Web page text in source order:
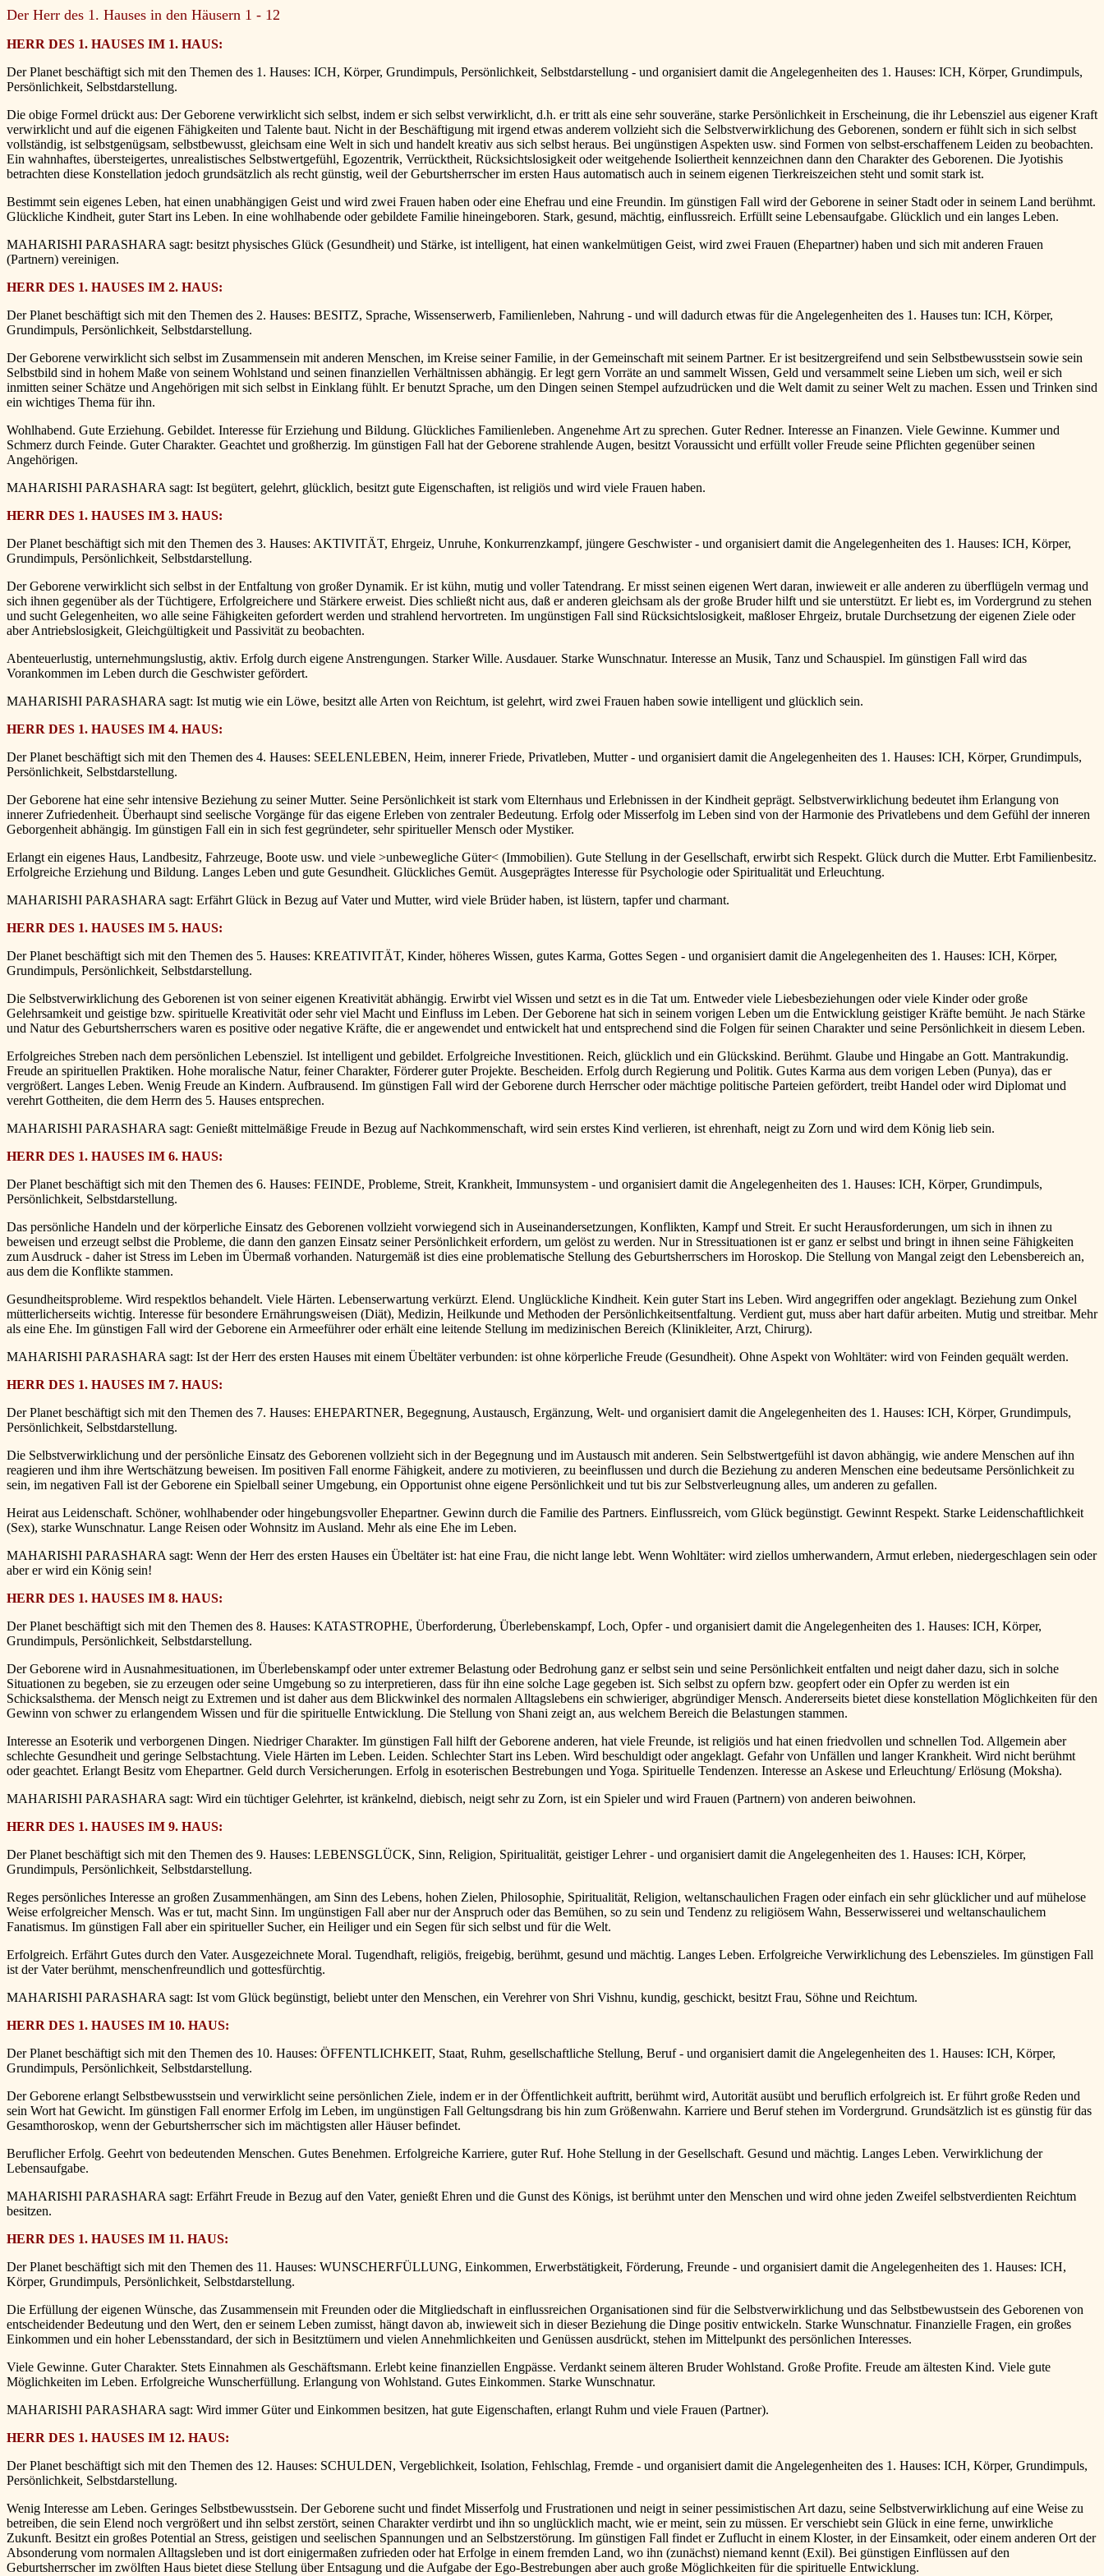
Der Herr des 1. Hauses in den Häusern 1 - 12
HERR DES 1. HAUSES IM 1. HAUS:
Der Planet beschäftigt sich mit den Themen des 1. Hauses: ICH, Körper, Grundimpuls, Persönlichkeit, Selbstdarstellung - und organisiert damit die Angelegenheiten des 1. Hauses: ICH, Körper, Grundimpuls,
Persönlichkeit, Selbstdarstellung.
Die obige Formel drückt aus: Der Geborene verwirklicht sich selbst, indem er sich selbst verwirklicht, d.h. er tritt als eine sehr souveräne, starke Persönlichkeit in Erscheinung, die ihr Lebensziel aus eigener Kraft
verwirklicht und auf die eigenen Fähigkeiten und Talente baut. Nicht in der Beschäftigung mit irgend etwas anderem vollzieht sich die Selbstverwirklichung des Geborenen, sondern er fühlt sich in sich selbst
vollständig, ist selbstgenügsam, selbstbewusst, gleichsam eine Welt in sich und handelt kreativ aus sich selbst heraus. Bei ungünstigen Aspekten usw. sind Formen von selbst-erschaffenem Leiden zu beobachten.
Ein wahnhaftes, übersteigertes, unrealistisches Selbstwertgefühl, Egozentrik, Verrücktheit, Rücksichtslosigkeit oder weitgehende Isoliertheit kennzeichnen dann den Charakter des Geborenen. Die Jyotishis
betrachten diese Konstellation jedoch grundsätzlich als recht günstig, weil der Geburtsherrscher im ersten Haus automatisch auch in seinem eigenen Tierkreiszeichen steht und somit stark ist.
Bestimmt sein eigenes Leben, hat einen unabhängigen Geist und wird zwei Frauen haben oder eine Ehefrau und eine Freundin. Im günstigen Fall wird der Geborene in seiner Stadt oder in seinem Land berühmt.
Glückliche Kindheit, guter Start ins Leben. In eine wohlhabende oder gebildete Familie hineingeboren. Stark, gesund, mächtig, einflussreich. Erfüllt seine Lebensaufgabe. Glücklich und ein langes Leben.
MAHARISHI PARASHARA sagt: besitzt physisches Glück (Gesundheit) und Stärke, ist intelligent, hat einen wankelmütigen Geist, wird zwei Frauen (Ehepartner) haben und sich mit anderen Frauen
(Partnern) vereinigen.
HERR DES 1. HAUSES IM 2. HAUS:
Der Planet beschäftigt sich mit den Themen des 2. Hauses: BESITZ, Sprache, Wissenserwerb, Familienleben, Nahrung - und will dadurch etwas für die Angelegenheiten des 1. Hauses tun: ICH, Körper,
Grundimpuls, Persönlichkeit, Selbstdarstellung.
Der Geborene verwirklicht sich selbst im Zusammensein mit anderen Menschen, im Kreise seiner Familie, in der Gemeinschaft mit seinem Partner. Er ist besitzergreifend und sein Selbstbewusstsein sowie sein
Selbstbild sind in hohem Maße von seinem Wohlstand und seinen finanziellen Verhältnissen abhängig. Er legt gern Vorräte an und sammelt Wissen, Geld und versammelt seine Lieben um sich, weil er sich
inmitten seiner Schätze und Angehörigen mit sich selbst in Einklang fühlt. Er benutzt Sprache, um den Dingen seinen Stempel aufzudrücken und die Welt damit zu seiner Welt zu machen. Essen und Trinken sind
ein wichtiges Thema für ihn.
Wohlhabend. Gute Erziehung. Gebildet. Interesse für Erziehung und Bildung. Glückliches Familienleben. Angenehme Art zu sprechen. Guter Redner. Interesse an Finanzen. Viele Gewinne. Kummer und
Schmerz durch Feinde. Guter Charakter. Geachtet und großherzig. Im günstigen Fall hat der Geborene strahlende Augen, besitzt Voraussicht und erfüllt voller Freude seine Pflichten gegenüber seinen
Angehörigen.
MAHARISHI PARASHARA sagt: Ist begütert, gelehrt, glücklich, besitzt gute Eigenschaften, ist religiös und wird viele Frauen haben.
HERR DES 1. HAUSES IM 3. HAUS:
Der Planet beschäftigt sich mit den Themen des 3. Hauses: AKTIVITÄT, Ehrgeiz, Unruhe, Konkurrenzkampf, jüngere Geschwister - und organisiert damit die Angelegenheiten des 1. Hauses: ICH, Körper,
Grundimpuls, Persönlichkeit, Selbstdarstellung.
Der Geborene verwirklicht sich selbst in der Entfaltung von großer Dynamik. Er ist kühn, mutig und voller Tatendrang. Er misst seinen eigenen Wert daran, inwieweit er alle anderen zu überflügeln vermag und
sich ihnen gegenüber als der Tüchtigere, Erfolgreichere und Stärkere erweist. Dies schließt nicht aus, daß er anderen gleichsam als der große Bruder hilft und sie unterstützt. Er liebt es, im Vordergrund zu stehen
und sucht Gelegenheiten, wo alle seine Fähigkeiten gefordert werden und strahlend hervortreten. Im ungünstigen Fall sind Rücksichtslosigkeit, maßloser Ehrgeiz, brutale Durchsetzung der eigenen Ziele oder
aber Antriebslosigkeit, Gleichgültigkeit und Passivität zu beobachten.
Abenteuerlustig, unternehmungslustig, aktiv. Erfolg durch eigene Anstrengungen. Starker Wille. Ausdauer. Starke Wunschnatur. Interesse an Musik, Tanz und Schauspiel. Im günstigen Fall wird das
Vorankommen im Leben durch die Geschwister gefördert.
MAHARISHI PARASHARA sagt: Ist mutig wie ein Löwe, besitzt alle Arten von Reichtum, ist gelehrt, wird zwei Frauen haben sowie intelligent und glücklich sein.
HERR DES 1. HAUSES IM 4. HAUS:
Der Planet beschäftigt sich mit den Themen des 4. Hauses: SEELENLEBEN, Heim, innerer Friede, Privatleben, Mutter - und organisiert damit die Angelegenheiten des 1. Hauses: ICH, Körper, Grundimpuls,
Persönlichkeit, Selbstdarstellung.
Der Geborene hat eine sehr intensive Beziehung zu seiner Mutter. Seine Persönlichkeit ist stark vom Elternhaus und Erlebnissen in der Kindheit geprägt. Selbstverwirklichung bedeutet ihm Erlangung von
innerer Zufriedenheit. Überhaupt sind seelische Vorgänge für das eigene Erleben von zentraler Bedeutung. Erfolg oder Misserfolg im Leben sind von der Harmonie des Privatlebens und dem Gefühl der inneren
Geborgenheit abhängig. Im günstigen Fall ein in sich fest gegründeter, sehr spiritueller Mensch oder Mystiker.
Erlangt ein eigenes Haus, Landbesitz, Fahrzeuge, Boote usw. und viele >unbewegliche Güter< (Immobilien). Gute Stellung in der Gesellschaft, erwirbt sich Respekt. Glück durch die Mutter. Erbt Familienbesitz.
Erfolgreiche Erziehung und Bildung. Langes Leben und gute Gesundheit. Glückliches Gemüt. Ausgeprägtes Interesse für Psychologie oder Spiritualität und Erleuchtung.
MAHARISHI PARASHARA sagt: Erfährt Glück in Bezug auf Vater und Mutter, wird viele Brüder haben, ist lüstern, tapfer und charmant.
HERR DES 1. HAUSES IM 5. HAUS:
Der Planet beschäftigt sich mit den Themen des 5. Hauses: KREATIVITÄT, Kinder, höheres Wissen, gutes Karma, Gottes Segen - und organisiert damit die Angelegenheiten des 1. Hauses: ICH, Körper,
Grundimpuls, Persönlichkeit, Selbstdarstellung.
Die Selbstverwirklichung des Geborenen ist von seiner eigenen Kreativität abhängig. Erwirbt viel Wissen und setzt es in die Tat um. Entweder viele Liebesbeziehungen oder viele Kinder oder große
Gelehrsamkeit und geistige bzw. spirituelle Kreativität oder sehr viel Macht und Einfluss im Leben. Der Geborene hat sich in seinem vorigen Leben um die Entwicklung geistiger Kräfte bemüht. Je nach Stärke
und Natur des Geburtsherrschers waren es positive oder negative Kräfte, die er angewendet und entwickelt hat und entsprechend sind die Folgen für seinen Charakter und seine Persönlichkeit in diesem Leben.
Erfolgreiches Streben nach dem persönlichen Lebensziel. Ist intelligent und gebildet. Erfolgreiche Investitionen. Reich, glücklich und ein Glückskind. Berühmt. Glaube und Hingabe an Gott. Mantrakundig.
Freude an spirituellen Praktiken. Hohe moralische Natur, feiner Charakter, Förderer guter Projekte. Bescheiden. Erfolg durch Regierung und Politik. Gutes Karma aus dem vorigen Leben (Punya), das er
vergrößert. Langes Leben. Wenig Freude an Kindern. Aufbrausend. Im günstigen Fall wird der Geborene durch Herrscher oder mächtige politische Parteien gefördert, treibt Handel oder wird Diplomat und
verehrt Gottheiten, die dem Herrn des 5. Hauses entsprechen.
MAHARISHI PARASHARA sagt: Genießt mittelmäßige Freude in Bezug auf Nachkommenschaft, wird sein erstes Kind verlieren, ist ehrenhaft, neigt zu Zorn und wird dem König lieb sein.
HERR DES 1. HAUSES IM 6. HAUS:
Der Planet beschäftigt sich mit den Themen des 6. Hauses: FEINDE, Probleme, Streit, Krankheit, Immunsystem - und organisiert damit die Angelegenheiten des 1. Hauses: ICH, Körper, Grundimpuls,
Persönlichkeit, Selbstdarstellung.
Das persönliche Handeln und der körperliche Einsatz des Geborenen vollzieht vorwiegend sich in Auseinandersetzungen, Konflikten, Kampf und Streit. Er sucht Herausforderungen, um sich in ihnen zu
beweisen und erzeugt selbst die Probleme, die dann den ganzen Einsatz seiner Persönlichkeit erfordern, um gelöst zu werden. Nur in Stressituationen ist er ganz er selbst und bringt in ihnen seine Fähigkeiten
zum Ausdruck - daher ist Stress im Leben im Übermaß vorhanden. Naturgemäß ist dies eine problematische Stellung des Geburtsherrschers im Horoskop. Die Stellung von Mangal zeigt den Lebensbereich an,
aus dem die Konflikte stammen.
Gesundheitsprobleme. Wird respektlos behandelt. Viele Härten. Lebenserwartung verkürzt. Elend. Unglückliche Kindheit. Kein guter Start ins Leben. Wird angegriffen oder angeklagt. Beziehung zum Onkel
mütterlicherseits wichtig. Interesse für besondere Ernährungsweisen (Diät), Medizin, Heilkunde und Methoden der Persönlichkeitsentfaltung. Verdient gut, muss aber hart dafür arbeiten. Mutig und streitbar. Mehr
als eine Ehe. Im günstigen Fall wird der Geborene ein Armeeführer oder erhält eine leitende Stellung im medizinischen Bereich (Klinikleiter, Arzt, Chirurg).
MAHARISHI PARASHARA sagt: Ist der Herr des ersten Hauses mit einem Übeltäter verbunden: ist ohne körperliche Freude (Gesundheit). Ohne Aspekt von Wohltäter: wird von Feinden gequält werden.
HERR DES 1. HAUSES IM 7. HAUS:
Der Planet beschäftigt sich mit den Themen des 7. Hauses: EHEPARTNER, Begegnung, Austausch, Ergänzung, Welt- und organisiert damit die Angelegenheiten des 1. Hauses: ICH, Körper, Grundimpuls,
Persönlichkeit, Selbstdarstellung.
Die Selbstverwirklichung und der persönliche Einsatz des Geborenen vollzieht sich in der Begegnung und im Austausch mit anderen. Sein Selbstwertgefühl ist davon abhängig, wie andere Menschen auf ihn
reagieren und ihm ihre Wertschätzung beweisen. Im positiven Fall enorme Fähigkeit, andere zu motivieren, zu beeinflussen und durch die Beziehung zu anderen Menschen eine bedeutsame Persönlichkeit zu
sein, im negativen Fall ist der Geborene ein Spielball seiner Umgebung, ein Opportunist ohne eigene Persönlichkeit und tut bis zur Selbstverleugnung alles, um anderen zu gefallen.
Heirat aus Leidenschaft. Schöner, wohlhabender oder hingebungsvoller Ehepartner. Gewinn durch die Familie des Partners. Einflussreich, vom Glück begünstigt. Gewinnt Respekt. Starke Leidenschaftlichkeit
(Sex), starke Wunschnatur. Lange Reisen oder Wohnsitz im Ausland. Mehr als eine Ehe im Leben.
MAHARISHI PARASHARA sagt: Wenn der Herr des ersten Hauses ein Übeltäter ist: hat eine Frau, die nicht lange lebt. Wenn Wohltäter: wird ziellos umherwandern, Armut erleben, niedergeschlagen sein oder
aber er wird ein König sein!
HERR DES 1. HAUSES IM 8. HAUS:
Der Planet beschäftigt sich mit den Themen des 8. Hauses: KATASTROPHE, Überforderung, Überlebenskampf, Loch, Opfer - und organisiert damit die Angelegenheiten des 1. Hauses: ICH, Körper,
Grundimpuls, Persönlichkeit, Selbstdarstellung.
Der Geborene wird in Ausnahmesituationen, im Überlebenskampf oder unter extremer Belastung oder Bedrohung ganz er selbst sein und seine Persönlichkeit entfalten und neigt daher dazu, sich in solche
Situationen zu begeben, sie zu erzeugen oder seine Umgebung so zu interpretieren, dass für ihn eine solche Lage gegeben ist. Sich selbst zu opfern bzw. geopfert oder ein Opfer zu werden ist ein
Schicksalsthema. der Mensch neigt zu Extremen und ist daher aus dem Blickwinkel des normalen Alltagslebens ein schwieriger, abgründiger Mensch. Andererseits bietet diese konstellation Möglichkeiten für den
Gewinn von schwer zu erlangendem Wissen und für die spirituelle Entwicklung. Die Stellung von Shani zeigt an, aus welchem Bereich die Belastungen stammen.
Interesse an Esoterik und verborgenen Dingen. Niedriger Charakter. Im günstigen Fall hilft der Geborene anderen, hat viele Freunde, ist religiös und hat einen friedvollen und schnellen Tod. Allgemein aber
schlechte Gesundheit und geringe Selbstachtung. Viele Härten im Leben. Leiden. Schlechter Start ins Leben. Wird beschuldigt oder angeklagt. Gefahr von Unfällen und langer Krankheit. Wird nicht berühmt
oder geachtet. Erlangt Besitz vom Ehepartner. Geld durch Versicherungen. Erfolg in esoterischen Bestrebungen und Yoga. Spirituelle Tendenzen. Interesse an Askese und Erleuchtung/ Erlösung (Moksha).
MAHARISHI PARASHARA sagt: Wird ein tüchtiger Gelehrter, ist kränkelnd, diebisch, neigt sehr zu Zorn, ist ein Spieler und wird Frauen (Partnern) von anderen beiwohnen.
HERR DES 1. HAUSES IM 9. HAUS:
Der Planet beschäftigt sich mit den Themen des 9. Hauses: LEBENSGLÜCK, Sinn, Religion, Spiritualität, geistiger Lehrer - und organisiert damit die Angelegenheiten des 1. Hauses: ICH, Körper,
Grundimpuls, Persönlichkeit, Selbstdarstellung.
Reges persönliches Interesse an großen Zusammenhängen, am Sinn des Lebens, hohen Zielen, Philosophie, Spiritualität, Religion, weltanschaulichen Fragen oder einfach ein sehr glücklicher und auf mühelose
Weise erfolgreicher Mensch. Was er tut, macht Sinn. Im ungünstigen Fall aber nur der Anspruch oder das Bemühen, so zu sein und Tendenz zu religiösem Wahn, Besserwisserei und weltanschaulichem
Fanatismus. Im günstigen Fall aber ein spiritueller Sucher, ein Heiliger und ein Segen für sich selbst und für die Welt.
Erfolgreich. Erfährt Gutes durch den Vater. Ausgezeichnete Moral. Tugendhaft, religiös, freigebig, berühmt, gesund und mächtig. Langes Leben. Erfolgreiche Verwirklichung des Lebenszieles. Im günstigen Fall
ist der Vater berühmt, menschenfreundlich und gottesfürchtig.
MAHARISHI PARASHARA sagt: Ist vom Glück begünstigt, beliebt unter den Menschen, ein Verehrer von Shri Vishnu, kundig, geschickt, besitzt Frau, Söhne und Reichtum.
HERR DES 1. HAUSES IM 10. HAUS:
Der Planet beschäftigt sich mit den Themen des 10. Hauses: ÖFFENTLICHKEIT, Staat, Ruhm, gesellschaftliche Stellung, Beruf - und organisiert damit die Angelegenheiten des 1. Hauses: ICH, Körper,
Grundimpuls, Persönlichkeit, Selbstdarstellung.
Der Geborene erlangt Selbstbewusstsein und verwirklicht seine persönlichen Ziele, indem er in der Öffentlichkeit auftritt, berühmt wird, Autorität ausübt und beruflich erfolgreich ist. Er führt große Reden und
sein Wort hat Gewicht. Im günstigen Fall enormer Erfolg im Leben, im ungünstigen Fall Geltungsdrang bis hin zum Größenwahn. Karriere und Beruf stehen im Vordergrund. Grundsätzlich ist es günstig für das
Gesamthoroskop, wenn der Geburtsherrscher sich im mächtigsten aller Häuser befindet.
Beruflicher Erfolg. Geehrt von bedeutenden Menschen. Gutes Benehmen. Erfolgreiche Karriere, guter Ruf. Hohe Stellung in der Gesellschaft. Gesund und mächtig. Langes Leben. Verwirklichung der
Lebensaufgabe.
MAHARISHI PARASHARA sagt: Erfährt Freude in Bezug auf den Vater, genießt Ehren und die Gunst des Königs, ist berühmt unter den Menschen und wird ohne jeden Zweifel selbstverdienten Reichtum
besitzen.
HERR DES 1. HAUSES IM 11. HAUS:
Der Planet beschäftigt sich mit den Themen des 11. Hauses: WUNSCHERFÜLLUNG, Einkommen, Erwerbstätigkeit, Förderung, Freunde - und organisiert damit die Angelegenheiten des 1. Hauses: ICH,
Körper, Grundimpuls, Persönlichkeit, Selbstdarstellung.
Die Erfüllung der eigenen Wünsche, das Zusammensein mit Freunden oder die Mitgliedschaft in einflussreichen Organisationen sind für die Selbstverwirklichung und das Selbstbewustsein des Geborenen von
entscheidender Bedeutung und den Wert, den er seinem Leben zumisst, hängt davon ab, inwieweit sich in dieser Beziehung die Dinge positiv entwickeln. Starke Wunschnatur. Finanzielle Fragen, ein großes
Einkommen und ein hoher Lebensstandard, der sich in Besitztümern und vielen Annehmlichkeiten und Genüssen ausdrückt, stehen im Mittelpunkt des persönlichen Interesses.
Viele Gewinne. Guter Charakter. Stets Einnahmen als Geschäftsmann. Erlebt keine finanziellen Engpässe. Verdankt seinem älteren Bruder Wohlstand. Große Profite. Freude am ältesten Kind. Viele gute
Möglichkeiten im Leben. Erfolgreiche Wunscherfüllung. Erlangung von Wohlstand. Gutes Einkommen. Starke Wunschnatur.
MAHARISHI PARASHARA sagt: Wird immer Güter und Einkommen besitzen, hat gute Eigenschaften, erlangt Ruhm und viele Frauen (Partner).
HERR DES 1. HAUSES IM 12. HAUS:
Der Planet beschäftigt sich mit den Themen des 12. Hauses: SCHULDEN, Vergeblichkeit, Isolation, Fehlschlag, Fremde - und organisiert damit die Angelegenheiten des 1. Hauses: ICH, Körper, Grundimpuls,
Persönlichkeit, Selbstdarstellung.
Wenig Interesse am Leben. Geringes Selbstbewusstsein. Der Geborene sucht und findet Misserfolg und Frustrationen und neigt in seiner pessimistischen Art dazu, seine Selbstverwirklichung auf eine Weise zu
betreiben, die sein Elend noch vergrößert und ihn selbst zerstört, seinen Charakter verdirbt und ihn so unglücklich macht, wie er meint, sein zu müssen. Er verschiebt sein Glück in eine ferne, unwirkliche
Zukunft. Besitzt ein großes Potential an Stress, geistigen und seelischen Spannungen und an Selbstzerstörung. Im günstigen Fall findet er Zuflucht in einem Kloster, in der Einsamkeit, oder einem anderen Ort der
Absonderung vom normalen Alltagsleben und ist dort einigermaßen zufrieden oder hat Erfolge in einem fremden Land, wo ihn (zunächst) niemand kennt (Exil). Bei günstigen Einflüssen auf den
Geburtsherrscher im zwölften Haus bietet diese Stellung über Entsagung und die Aufgabe der Ego-Bestrebungen aber auch große Möglichkeiten für die spirituelle Entwicklung.